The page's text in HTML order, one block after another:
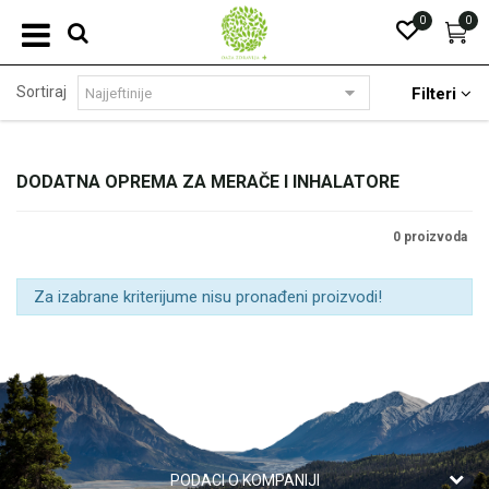
0
0
DODATNA OPREMA ZA MERAČE I INHALATORE
Sortiraj Filteri
0 proizvoda
Za izabrane kriterijume nisu pronađeni proizvodi!
PODACI O KOMPANIJI